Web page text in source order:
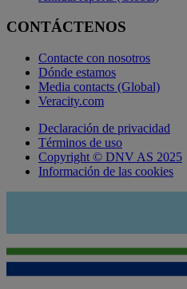
CONTÁCTENOS
Contacte con nosotros
Dónde estamos
Media contacts (Global)
Veracity.com
Declaración de privacidad
Términos de uso
Copyright © DNV AS 2025
Información de las cookies